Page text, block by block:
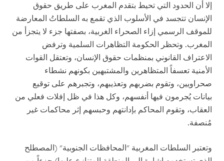
إلا أن الحدود التي تحيط بتقدم المغرب على طريق حقوق
الإنسان تتجسد في الأسلوب الذي تقمع به السلطاتُ المعارضة
للموقف الرسمي إزاء الصحراء الغربية، بصفتها جزء لا يتجزأ من
المغرب. وتحظر الحكومة التظاهرات السلمية وترفض
الاعتراف القانوني بمنظمات حقوق الإنسان، وتعتقل القوات
الأمنية تعسفاً المتظاهرين والمشتبهين بكونهم نشطاء
صحراويين، وتقوم بضربهم وتعذيبهم، وتجبرهم على توقيع
بيانات يُجرمون فيها أنفسهم، وكل هذا في ظل إفلات فعلي من
العقاب، وتقوم المحاكم بإدانتهم وحبسهم إثر محاكمات غير
مُنصفة.
وتعتبر السلطات المغربية "المحافظات الجنوبية" (المصطلح